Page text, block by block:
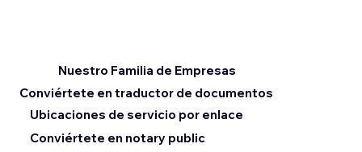
Conviértete en traductor de documentos
Ubicaciones de servicio por enlace
Nuestro Familia de Empresas
Conviértete en notary public